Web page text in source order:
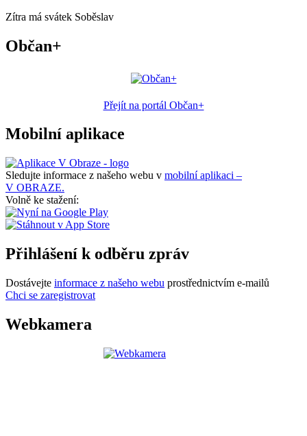
Zítra má svátek Soběslav
Občan+
Přejít na portál Občan+
Mobilní aplikace
Sledujte informace z našeho webu v mobilní aplikaci –
V OBRAZE.
Volně ke stažení:
Přihlášení k odběru zpráv
Dostávejte informace z našeho webu prostřednictvím e-mailů
Chci se zaregistrovat
Webkamera